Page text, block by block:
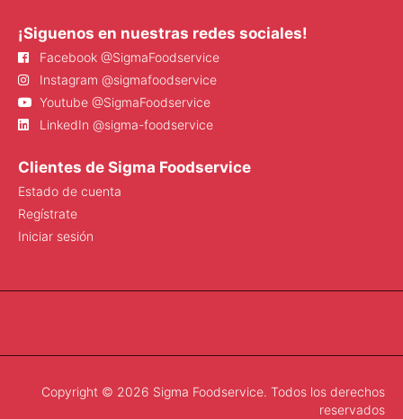
¡Siguenos en nuestras redes sociales!
Facebook @SigmaFoodservice
Instagram @sigmafoodservice
Youtube @SigmaFoodservice
LinkedIn @sigma-foodservice
Clientes de Sigma Foodservice
Estado de cuenta
Regístrate
Iniciar sesión
Copyright © 2026 Sigma Foodservice. Todos los derechos
reservados